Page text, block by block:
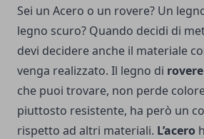
Sei un Acero o un rovere? Un
legno scuro? Quando decidi di
devi decidere anche il materiale
venga realizzato. Il legno di rovere
che puoi trovare, non perde
piuttosto resistente, ha però un
rispetto ad altri materiali. L’acero